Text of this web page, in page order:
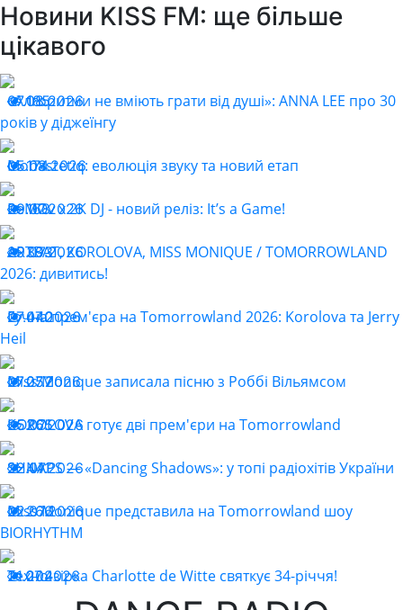
Новини KISS FM: ще більше
цікавого
07.08.2026
185
«Алгоритми не вміють грати від душі»: ANNA LEE про 30
років у діджеїнгу
05.08.2026
174
Monastetiq: еволюція звуку та новий етап
29.07.2026
168
ReMOv x 2K DJ - новий реліз: It’s a Game!
29.07.2026
393
ARTBAT, KOROLOVA, MISS MONIQUE / TOMORROWLAND
2026: дивитись!
27.07.2026
440
Гучна прем'єра на Tomorrowland 2026: Korolova та Jerry
Heil
27.07.2026
257
Miss Monique записала пісню з Роббі Вільямсом
25.07.2026
265
KOROLOVA готує дві прем'єри на Tomorrowland
22.07.2026
441
SHNAPS — «Dancing Shadows»: у топі радіохітів України
22.07.2026
266
Miss Monique представила на Tomorrowland шоу
BIORHYTHM
21.07.2026
204
Техно-зірка Charlotte de Witte святкує 34-річчя!